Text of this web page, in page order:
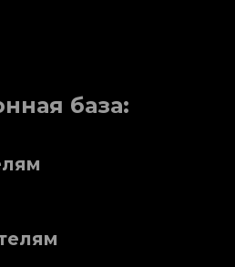
база: